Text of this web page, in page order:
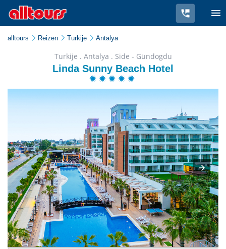
alltours Reizen Turkije Antalya
Turkije . Antalya . Side - Gündogdu
Linda Sunny Beach Hotel